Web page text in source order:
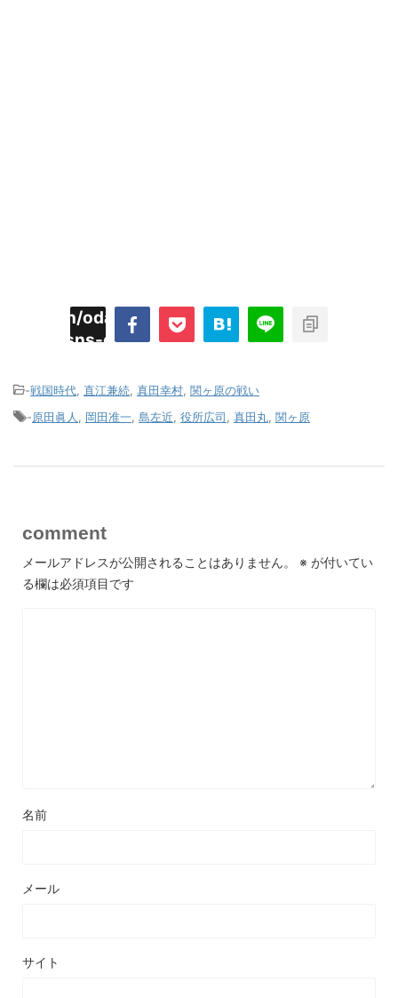
odaiji.com/public_html/blog/wp-
sns-count-cache/sns-count-
-戦国時代 直江兼続 真田幸村 関ヶ原の戦い
-原田眞人 岡田准一 島左近 役所広司 真田丸 関ヶ原
comment
メールアドレスが公開されることはありません。 ※ が付いてい
る欄は必須項目です
名前
メール
サイト